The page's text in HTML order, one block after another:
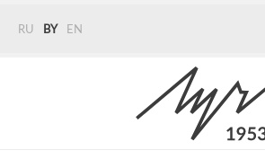
RU BY EN
+375 (29) 272 51 56